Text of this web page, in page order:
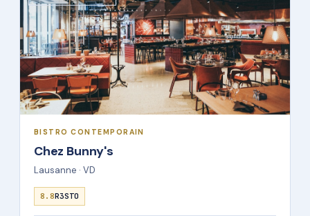
BISTRO CONTEMPORAIN
Chez Bunny's
Lausanne · VD
8.8R3STO